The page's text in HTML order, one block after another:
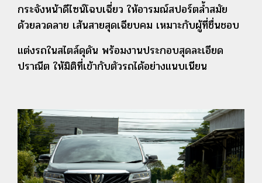
กระจังหน้าดีไซน์โฉบเฉี่ยว ให้อารมณ์สปอร์ตล้ำสมัย
ด้วยลวดลาย เส้นสายสุดเฉียบคม เหมาะกับผู้ที่ชื่นชอบ
แต่งรถในสไตล์ดุดัน พร้อมงานประกอบสุดละเอียด
ปราณีต ให้มิติที่เข้ากับตัวรถได้อย่างแนบเนียน